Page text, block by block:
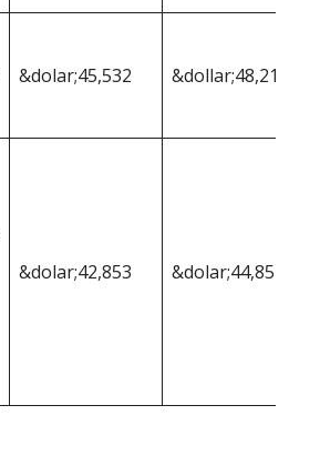
&dolar;45,532 &dollar;48,210
&dolar;42,853 &dolar;44,851